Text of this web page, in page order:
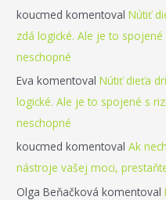
koucmed komentovalNútiť
zdá logické. Ale je to
neschopné
Eva komentovalNútiť dieťa
logické. Ale je to spojené s
neschopné
koucmed komentovalAk
nástroje vašej moci,
Olga Beňačková komentoval